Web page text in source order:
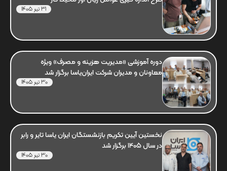
31 تیر 1405
دوره آموزشی «مدیریت هزینه و مصرف» ویژه
معاونان و مدیران شرکت ایران‌یاسا برگزار شد
30 تیر 1405
نخستین آیین تکریم بازنشستگان ایران یاسا تایر و رابر
در سال 1405 برگزار شد
30 تیر 1405